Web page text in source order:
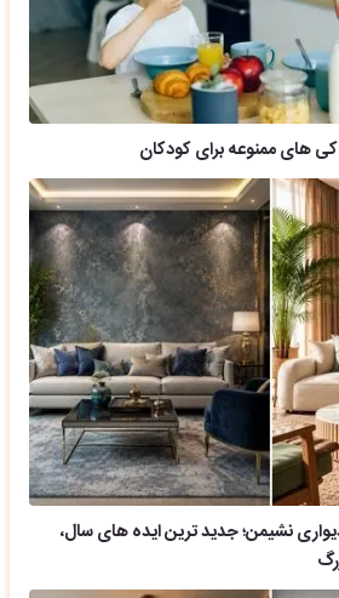
های ممنوعه برای کودکان
نشیمن؛ جدید ترین ایده های سال،